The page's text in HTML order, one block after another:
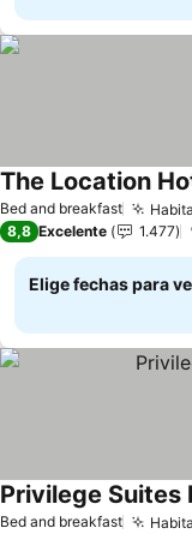
Bed and breakfast
The Location
8,8 Excelente 1.477
Elige fechas para
Bed and breakfast
Privilege Suites